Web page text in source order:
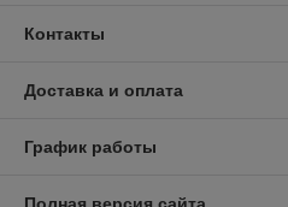
Контакты
Доставка и оплата
График работы
Полная версия сайта